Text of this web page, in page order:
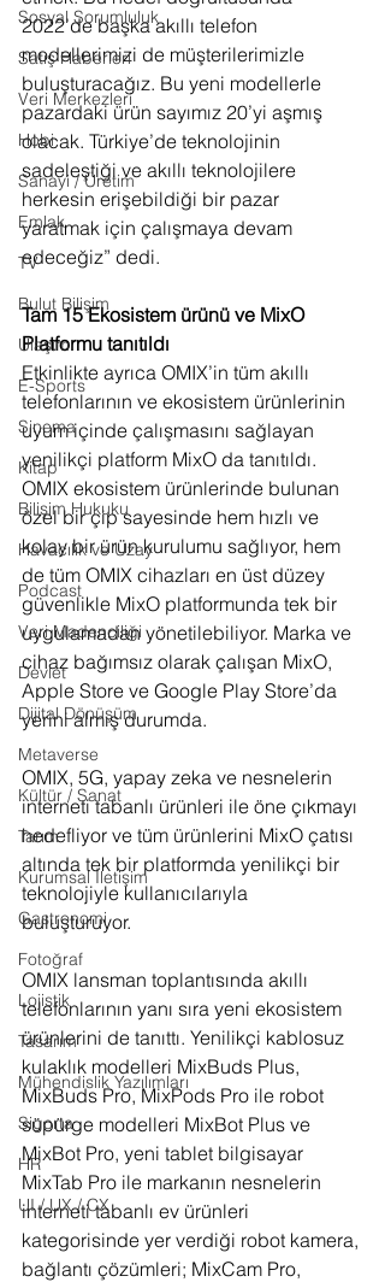
Sosyal Sorumluluk
Satış Haberleri
Veri Merkezleri
Hobi
Sanayi / Üretim
Emlak
TV
Bulut Bilişim
Ulaşım
E-Sports
Sinema
Kitap
Bilişim Hukuku
Havacılık ve Uzay
Podcast
Veri Madenciliği
Devlet
Dijital Dönüşüm
Metaverse
Kültür / Sanat
Tarım
Kurumsal İletişim
Gastronomi
Fotoğraf
Lojistik
Tasarım
Mühendislik Yazılımları
Sigorta
HR
UI / UX / CX
2022’de başka akıllı telefon
modellerimizi de müşterilerimizle
buluşturacağız. Bu yeni modellerle
pazardaki ürün sayımız 20’yi aşmış
olacak. Türkiye’de teknolojinin
sadeleştiği ve akıllı teknolojilere
herkesin erişebildiği bir pazar
yaratmak için çalışmaya devam
edeceğiz” dedi.
Tam 15 Ekosistem ürünü ve MixO
Platformu tanıtıldı
Etkinlikte ayrıca OMIX’in tüm akıllı
telefonlarının ve ekosistem ürünlerinin
uyum içinde çalışmasını sağlayan
yenilikçi platform MixO da tanıtıldı.
OMIX ekosistem ürünlerinde bulunan
özel bir çip sayesinde hem hızlı ve
kolay bir ürün kurulumu sağlıyor, hem
de tüm OMIX cihazları en üst düzey
güvenlikle MixO platformunda tek bir
uygulamadan yönetilebiliyor. Marka ve
cihaz bağımsız olarak çalışan MixO,
Apple Store ve Google Play Store’da
yerini almış durumda.
OMIX, 5G, yapay zeka ve nesnelerin
interneti tabanlı ürünleri ile öne çıkmayı
hedefliyor ve tüm ürünlerini MixO çatısı
altında tek bir platformda yenilikçi bir
teknolojiyle kullanıcılarıyla
buluşturuyor.
OMIX lansman toplantısında akıllı
telefonlarının yanı sıra yeni ekosistem
ürünlerini de tanıttı. Yenilikçi kablosuz
kulaklık modelleri MixBuds Plus,
MixBuds Pro, MixPods Pro ile robot
süpürge modelleri MixBot Plus ve
MixBot Pro, yeni tablet bilgisayar
MixTab Pro ile markanın nesnelerin
interneti tabanlı ev ürünleri
kategorisinde yer verdiği robot kamera,
bağlantı çözümleri; MixCam Pro,